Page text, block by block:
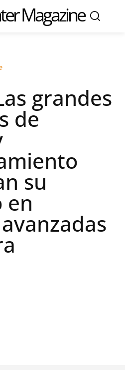
Magazine
grandes
de
su
en